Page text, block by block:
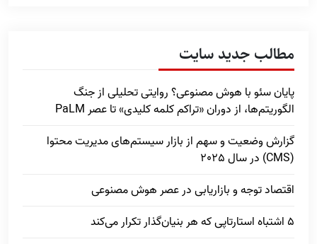
مطالب جدید سایت
پایان سئو با هوش مصنوعی؟ روایتی تحلیلی از جنگ
الگوریتم‌ها، از دوران «تراکم کلمه کلیدی» تا عصر PaLM
گزارش وضعیت و سهم از بازار سیستم‌های مدیریت محتوا
(CMS) در سال 2025
اقتصاد توجه و بازاریابی در عصر هوش مصنوعی
5 اشتباه استارتاپی که هر بنیان‌گذار تکرار می‌کند